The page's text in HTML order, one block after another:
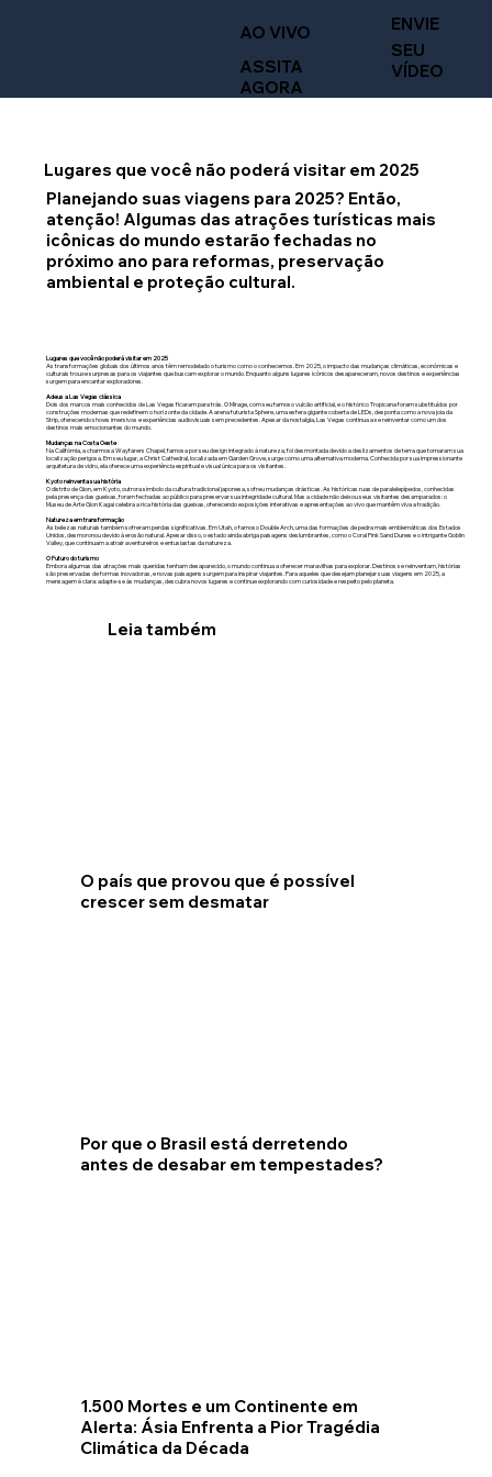
ASSITA
AGORA
AO VIVO
SEU
VÍDEO
ENVIE
Lugares que você não poderá visitar em 2025
As transformações globais dos últimos anos têm remodelado o turismo como o conhecemos. Em 2025, o impacto das mudanças climáticas, econômicas e
culturais trouxe surpresas para os viajantes que buscam explorar o mundo. Enquanto alguns lugares icônicos desapareceram, novos destinos e experiências
surgem para encantar exploradores.
Adeus a Las Vegas clássica
Dois dos marcos mais conhecidos de Las Vegas ficaram para trás. O Mirage, com seu famoso vulcão artificial, e o histórico Tropicana foram substituídos por
construções modernas que redefinem o horizonte da cidade. A arena futurista Sphere, uma esfera gigante coberta de LEDs, desponta como a nova joia da
Strip, oferecendo shows imersivos e experiências audiovisuais sem precedentes. Apesar da nostalgia, Las Vegas continua a se reinventar como um dos
destinos mais emocionantes do mundo.
Mudanças na Costa Oeste
Na Califórnia, a charmosa Wayfarers Chapel, famosa por seu design integrado à natureza, foi desmontada devido a deslizamentos de terra que tornaram sua
localização perigosa. Em seu lugar, a Christ Cathedral, localizada em Garden Grove, surge como uma alternativa moderna. Conhecida por sua impressionante
arquitetura de vidro, ela oferece uma experiência espiritual e visual única para os visitantes.
Kyoto reinventa sua história
O distrito de Gion, em Kyoto, outrora símbolo da cultura tradicional japonesa, sofreu mudanças drásticas. As históricas ruas de paralelepípedos, conhecidas
pela presença das gueixas, foram fechadas ao público para preservar sua integridade cultural. Mas a cidade não deixou seus visitantes desamparados: o
Museu de Arte Gion Kagai celebra a rica história das gueixas, oferecendo exposições interativas e apresentações ao vivo que mantêm viva a tradição.
Natureza em transformação
As belezas naturais também sofreram perdas significativas. Em Utah, o famoso Double Arch, uma das formações de pedra mais emblemáticas dos Estados
Unidos, desmoronou devido à erosão natural. Apesar disso, o estado ainda abriga paisagens deslumbrantes, como o Coral Pink Sand Dunes e o intrigante Goblin
Valley, que continuam a atrair aventureiros e entusiastas da natureza.
O Futuro do turismo
Embora algumas das atrações mais queridas tenham desaparecido, o mundo continua a oferecer maravilhas para explorar. Destinos se reinventam, histórias
são preservadas de formas inovadoras, e novas paisagens surgem para inspirar viajantes. Para aqueles que desejam planejar suas viagens em 2025, a
mensagem é clara: adapte-se às mudanças, descubra novos lugares e continue explorando com curiosidade e respeito pelo planeta.
Planejando suas viagens para 2025? Então,
atenção! Algumas das atrações turísticas mais
icônicas do mundo estarão fechadas no
próximo ano para reformas, preservação
ambiental e proteção cultural.
Lugares que você não poderá visitar em 2025
O país que provou que é possível
crescer sem desmatar
Por que o Brasil está derretendo
antes de desabar em tempestades?
1.500 Mortes e um Continente em
Alerta: Ásia Enfrenta a Pior Tragédia
Climática da Década
Leia também